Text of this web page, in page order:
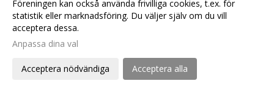
Äspetbanan - slutet eller början på något nytt? 2016-04-11 09:00
Senior Sport School
Vi hälsar Björn välkommen till Åhus Tennisklubb
Taktikhörnan del 7 - Matchstrategi
Nya banpriser från 1:a april 2016
Föreningen kan också använda frivilliga cookies, t.ex. för
statistik eller marknadsföring. Du väljer själv om du vill
acceptera dessa.
Anpassa dina val
Acceptera nödvändiga Acceptera alla